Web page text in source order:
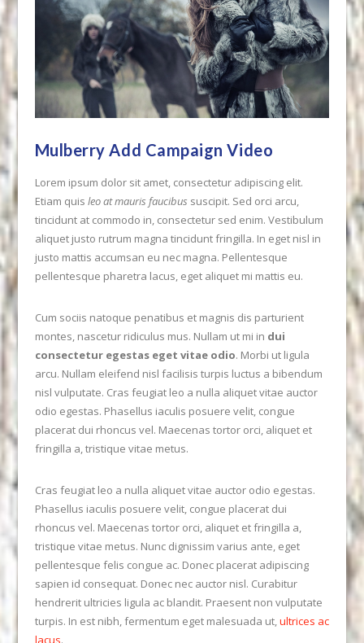
VIEW POST
Mulberry Add Campaign Video
Lorem ipsum dolor sit amet, consectetur adipiscing elit.
Etiam quis leo at mauris faucibus suscipit. Sed orci arcu,
tincidunt at commodo in, consectetur sed enim. Vestibulum
aliquet justo rutrum magna tincidunt fringilla. In eget nisl in
justo mattis accumsan eu nec magna. Pellentesque
pellentesque pharetra lacus, eget aliquet mi mattis eu.
Cum sociis natoque penatibus et magnis dis parturient
montes, nascetur ridiculus mus. Nullam ut mi in dui
consectetur egestas eget vitae odio. Morbi ut ligula
arcu. Nullam eleifend nisl facilisis turpis luctus a bibendum
nisl vulputate. Cras feugiat leo a nulla aliquet vitae auctor
odio egestas. Phasellus iaculis posuere velit, congue
placerat dui rhoncus vel. Maecenas tortor orci, aliquet et
fringilla a, tristique vitae metus.
Cras feugiat leo a nulla aliquet vitae auctor odio egestas.
Phasellus iaculis posuere velit, congue placerat dui
rhoncus vel. Maecenas tortor orci, aliquet et fringilla a,
tristique vitae metus. Nunc dignissim varius ante, eget
pellentesque felis congue ac. Donec placerat adipiscing
sapien id consequat. Donec nec auctor nisl. Curabitur
hendrerit ultricies ligula ac blandit. Praesent non vulputate
turpis. In est nibh, fermentum eget malesuada ut, ultrices ac
lacus.